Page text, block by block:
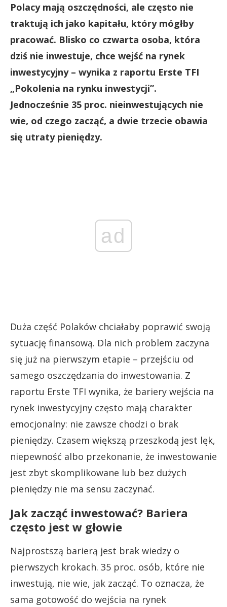
Polacy mają oszczędności, ale często nie
traktują ich jako kapitału, który mógłby
pracować. Blisko co czwarta osoba, która
dziś nie inwestuje, chce wejść na rynek
inwestycyjny – wynika z raportu Erste TFI
„Pokolenia na rynku inwestycji”.
Jednocześnie 35 proc. nieinwestujących nie
wie, od czego zacząć, a dwie trzecie obawia
się utraty pieniędzy.
ad
Duża część Polaków chciałaby poprawić swoją
sytuację finansową. Dla nich problem zaczyna
się już na pierwszym etapie – przejściu od
samego oszczędzania do inwestowania. Z
raportu Erste TFI wynika, że bariery wejścia na
rynek inwestycyjny często mają charakter
emocjonalny: nie zawsze chodzi o brak
pieniędzy. Czasem większą przeszkodą jest lęk,
niepewność albo przekonanie, że inwestowanie
jest zbyt skomplikowane lub bez dużych
pieniędzy nie ma sensu zaczynać.
Jak zacząć inwestować? Bariera
często jest w głowie
Najprostszą barierą jest brak wiedzy o
pierwszych krokach. 35 proc. osób, które nie
inwestują, nie wie, jak zacząć. To oznacza, że
sama gotowość do wejścia na rynek